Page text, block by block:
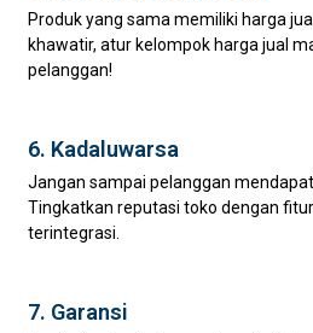
Produk yang sama memiliki harga
khawatir, atur kelompok harga jual
pelanggan!
6. Kadaluwarsa
Jangan sampai pelanggan
Tingkatkan reputasi toko dengan
terintegrasi.
7. Garansi